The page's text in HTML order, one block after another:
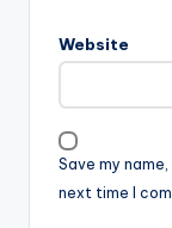
Website
Save my
next time I